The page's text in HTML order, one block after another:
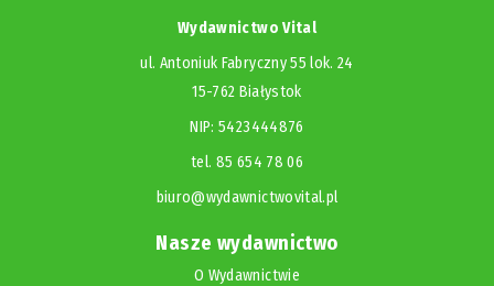
Wydawnictwo Vital
ul. Antoniuk Fabryczny 55 lok. 24
15-762 Białystok
NIP: 5423444876
tel. 85 654 78 06
biuro@wydawnictwovital.pl
Nasze wydawnictwo
O Wydawnictwie